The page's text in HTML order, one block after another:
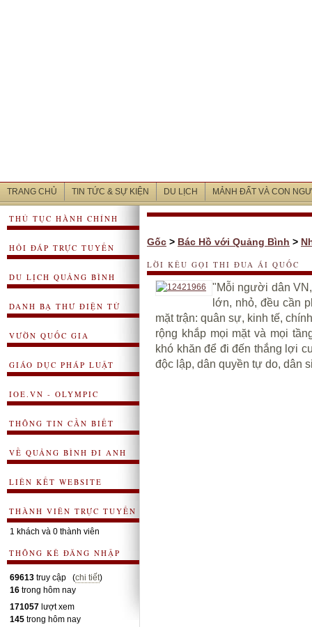
TRANG CHỦ TIN TỨC & SỰ KIỆN DU LỊCH MẢNH ĐẤT VÀ CON
THỦ TỤC HÀNH CHÍNH
HỎI ĐÁP TRỰC TUYẾN
DU LỊCH QUẢNG BÌNH
DANH BẠ THƯ ĐIỆN TỬ
VƯỜN QUỐC GIA
GIÁO DỤC PHÁP LUẬT
IOE.VN - OLYMPIC
THÔNG TIN CẦN BIẾT
VỀ QUẢNG BÌNH ĐI ANH
LIÊN KẾT WEBSITE
THÀNH VIÊN TRỰC TUYẾN
1 khách và 0 thành viên
THÔNG KÊ ĐĂNG NHẬP
69613 truy cập (chi tiết)
16 trong hôm nay
171057 lượt xem
145 trong hôm nay
Gốc > Bác Hồ với Quảng Bình >
LỜI KÊU GỌI THI ĐUA ÁI QUỐC
"Mỗi người dân
lớn, nhỏ, đều cần
mặt trận: quân sự, kinh tế,
rộng khắp mọi mặt và mọi
khó khăn để đi đến thắng lợi
độc lập, dân quyền tự do, dân